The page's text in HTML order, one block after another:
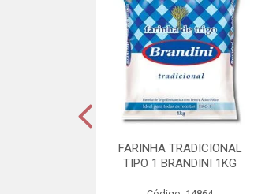
FARINHA TRADICIONAL
TIPO 1 BRANDINI 1KG